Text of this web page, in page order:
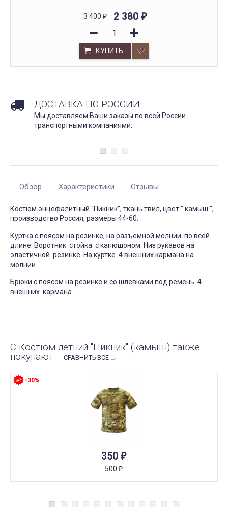
3 400₽ 2 380 ₽
КУПИТЬ
ДОСТАВКА ПО РОССИИ
Мы доставляем Ваши заказы по всей России
транспортными компаниями.
Обзор Характеристики Отзывы
Костюм энцефалитный "Пикник", ткань твил, цвет " камыш ",
производство Россия, размеры 44-60.
Куртка с поясом на резинке, на разъемной молнии по всей
длине. Воротник стойка с капюшоном. Низ рукавов на
эластичной резинке. На куртке 4 внешних кармана на
молнии.
Брюки с поясом на резинке и со шлевками под ремень. 4
внешних кармана.
С Костюм летний "Пикник" (камыш) также
покупают
СРАВНИТЬ ВСЕ
350 ₽
500₽
-30%